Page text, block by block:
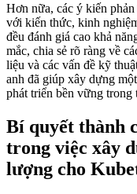
Hơn nữa, các ý kiến
với kiến thức, kinh
đều đánh giá cao khả
mắc, chia sẻ rõ ràng về
liệu và các vấn đề kỹ
anh đã giúp xây dựng
phát triển bền vững trong
Bí quyết thành
trong việc xây
lượng cho